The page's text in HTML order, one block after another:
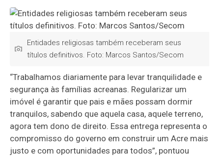
Entidades religiosas também receberam seus
títulos definitivos. Foto: Marcos Santos/Secom
“Trabalhamos diariamente para levar tranquilidade e
segurança às famílias acreanas. Regularizar um
imóvel é garantir que pais e mães possam dormir
tranquilos, sabendo que aquela casa, aquele terreno,
agora tem dono de direito. Essa entrega representa o
compromisso do governo em construir um Acre mais
justo e com oportunidades para todos”, pontuou